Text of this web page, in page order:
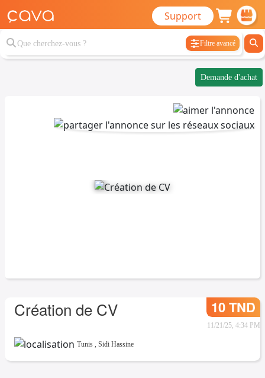
Support
Filtre avancé
Demande d'achat
Création de CV 10 TND
11/21/25, 4:34 PM
Tunis , Sidi Hassine